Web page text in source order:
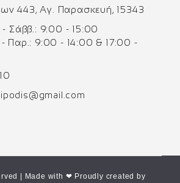
443, Αγ. Παρασκευή, 15343
- Σάββ.: 9:00 - 15:00
Παρ.: 9:00 - 14:00 & 17:00 -
| Made with ❤ Proudly created by